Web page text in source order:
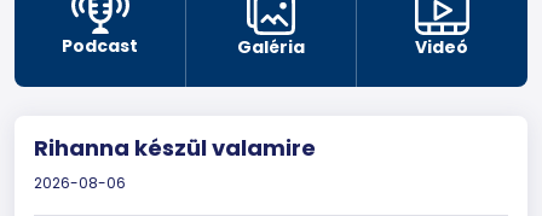
Podcast Galéria Videó
Rihanna készül valamire
2026-08-06